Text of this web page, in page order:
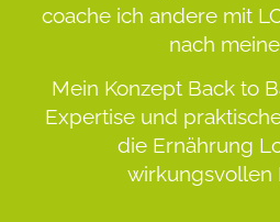
coache ich andere mit
nach
Mein Konzept Back to
Expertise und
die Ernährung
wirkungsvollen